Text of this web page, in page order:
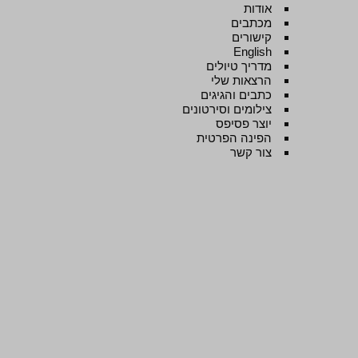
אודות
מכתבים
קישורים
English
מדריך טיולים
הרצאות שלי
כתבים והגיגים
צילומים וסירטונים
יוצר פסיפס
הפינה הפרטית
צור קשר